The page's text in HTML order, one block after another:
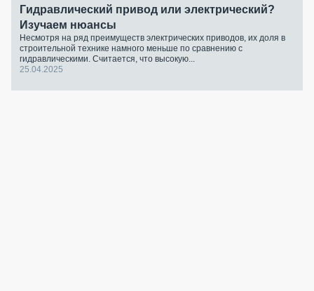
Гидравлический привод или электрический?
Изучаем нюансы
Несмотря на ряд преимуществ электрических приводов, их доля в
строительной технике намного меньше по сравнению с
гидравлическими. Считается, что высокую...
25.04.2025